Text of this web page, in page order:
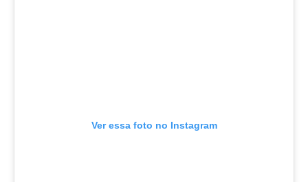
Ver essa foto no Instagram